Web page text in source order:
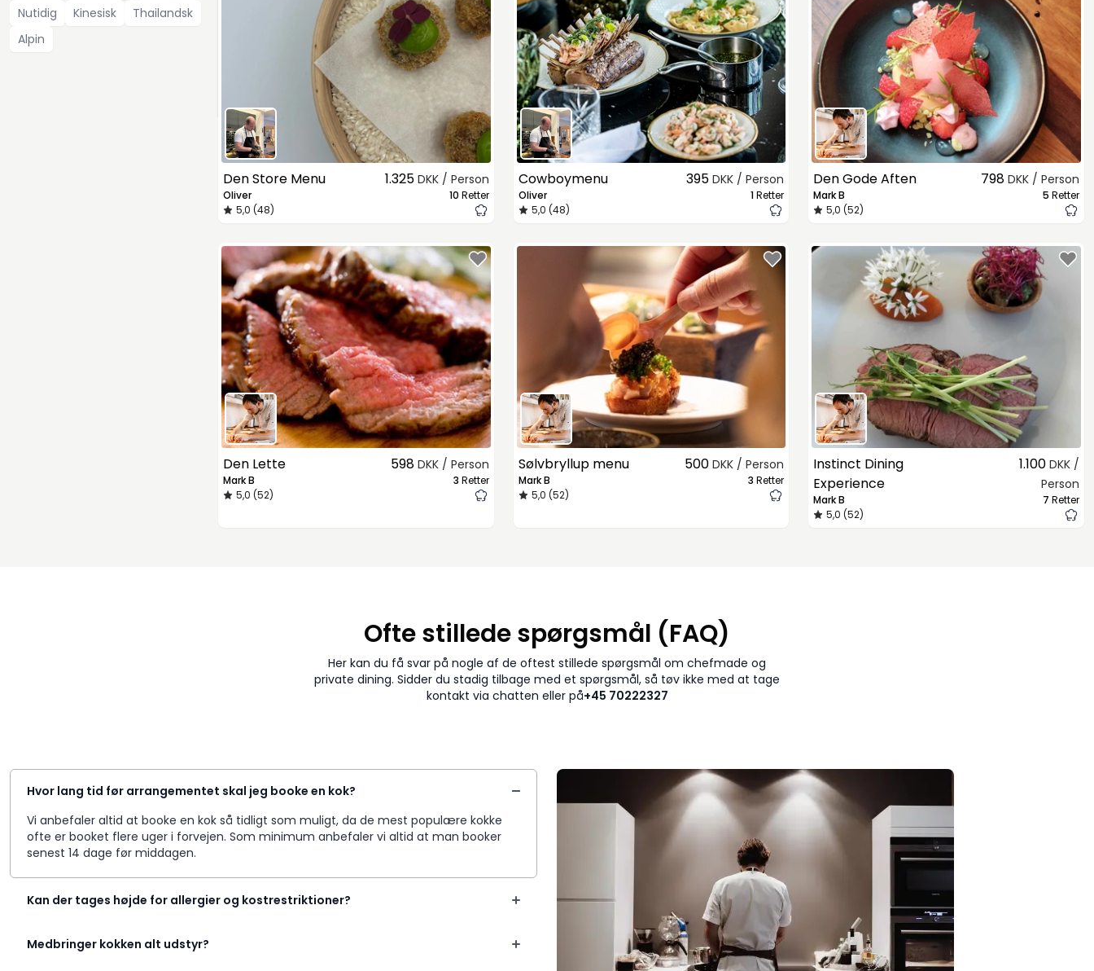
Nutidig
Kinesisk
Thailandsk
Alpin
Den Store Menu
Oliver
5,0 (48)
1.325 DKK / Person
10 Retter
Cowboymenu
Oliver
5,0 (48)
395DKK / Person
1Retter
Den Gode Aften
Mark B
5,0 (52)
798 DKK / Person
5 Retter
Den Lette
Mark B
5,0 (52)
598 DKK / Person
3 Retter
Sølvbryllup menu
Mark B
5,0 (52)
500DKK / Person
3 Retter
Instinct Dining
Experience
Mark B
5,0 (52)
1.100 DKK /
Person
7 Retter
Ofte stillede spørgsmål (FAQ)
Her kan du få svar på nogle af de oftest stillede spørgsmål om chefmade og
private dining. Sidder du stadig tilbage med et spørgsmål, så tøv ikke med at tage
kontakt via chatten eller på+45 70222327
Hvor lang tid før arrangementet skal jeg booke en kok?
Vi anbefaler altid at booke en kok så tidligt som muligt, da de mest populære kokke
ofte er booket flere uger i forvejen. Som minimum anbefaler vi altid at man booker
senest 14 dage før middagen.
Kan der tages højde for allergier og kostrestriktioner?
Medbringer kokken alt udstyr?